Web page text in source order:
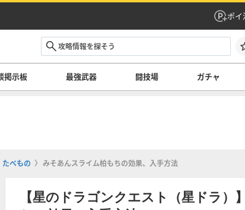
ポイ
掲示板 最強武器 闘技場 ガチャ
たべもの みそあんスライム柏もちの効果、入手方法
【星のドラゴンクエスト（星ドラ